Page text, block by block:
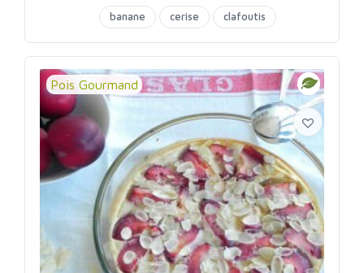
banane
cerise clafoutis
Pois Gourmand